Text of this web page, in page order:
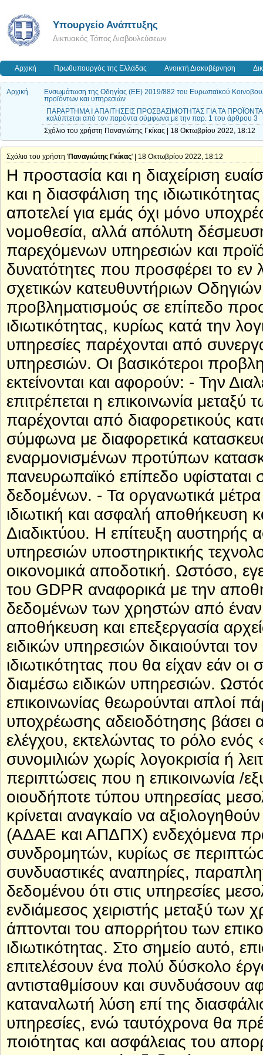
Υπουργείο Ανάπτυξης
Δικτυακός Τόπος Διαβουλεύσεων
Αρχική Πρωθυπουργός της Ελλάδας Ανοικτή Διακυβέρνηση
Αρχική
Ενσωμάτωση της Οδηγίας (ΕΕ) 2019/882 του Ευρωπαϊκού
προϊόντων και υπηρεσιών
ΠΑΡΑΡΤΗΜΑ I ΑΠΑΙΤΗΣΕΙΣ ΠΡΟΣΒΑΣΙΜΟΤΗΤΑΣ ΓΙΑ ΤΑ ΠΡΟΪΟΝΤΑ
καλύπτεται από τον παρόντα σύμφωνα με την παρ. 1 του άρθρου 3
Σχόλιο του χρήστη Παναγιώτης Γκίκας | 18 Οκτωβρίου 2022, 18:12
Σχόλιο του χρήστη 'Παναγιώτης Γκίκας' | 18 Οκτωβρίου 2022, 18:12
Η προστασία και η διαχείριση
και η διασφάλιση της
αποτελεί για εμάς όχι μόνο
νομοθεσία, αλλά απόλυτη
παρεχόμενων υπηρεσιών και
δυνατότητες που προσφέρει το
σχετικών κατευθυντήριων Οδηγιών
προβληματισμούς σε επίπεδο
ιδιωτικότητας, κυρίως κατά την
υπηρεσίες παρέχονται από
υπηρεσιών. Οι βασικότεροι
εκτείνονται και αφορούν: - Την
επιτρέπεται η επικοινωνία
παρέχονται από διαφορετικούς
σύμφωνα με διαφορετικά
εναρμονισμένων προτύπων
πανευρωπαϊκό επίπεδο
δεδομένων. - Τα οργανωτικά
ιδιωτική και ασφαλή αποθήκευση
Διαδικτύου. Η επίτευξη
υπηρεσιών υποστηρικτικής
οικονομικά αποδοτική. Ωστόσο,
του GDPR αναφορικά με την
δεδομένων των χρηστών από
αποθήκευση και επεξεργασία
ειδικών υπηρεσιών δικαιούνται
ιδιωτικότητας που θα είχαν εάν
διαμέσω ειδικών υπηρεσιών.
επικοινωνίας θεωρούνται απλοί
υποχρέωσης αδειοδότησης βάσει
ελέγχου, εκτελώντας το ρόλο
συνομιλιών χωρίς λογοκρισία ή
περιπτώσεις που η επικοινωνία /
οιουδήποτε τύπου υπηρεσίας
κρίνεται αναγκαίο να
(ΑΔΑΕ και ΑΠΔΠΧ) ενδεχόμενα
συνδρομητών, κυρίως σε
συνδυαστικές αναπηρίες,
δεδομένου ότι στις υπηρεσίες
ενδιάμεσος χειριστής μεταξύ των
άπτονται του απορρήτου των
ιδιωτικότητας. Στο σημείο αυτό,
επιτελέσουν ένα πολύ δύσκολο
αντισταθμίσουν και συνδυάσουν
καταναλωτή λύση επί της
υπηρεσίες, ενώ ταυτόχρονα θα
ποιότητας και ασφάλειας του